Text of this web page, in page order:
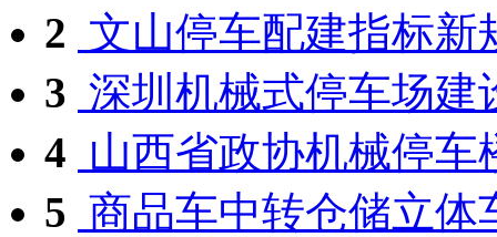
2 文山停车配建指标新
3 深圳机械式停车场建
4 山西省政协机械停车
5 商品车中转仓储立体